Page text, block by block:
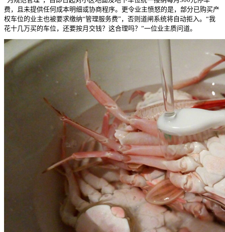
费，且未提供任何成本明细或协商程序。更令业主愤怒的是，部分已购买产
权车位的业主也被要求缴纳“管理服务费”，否则道闸系统将自动拒入。“我
花十几万买的车位，还要按月交钱？这合理吗？”一位业主质问道。